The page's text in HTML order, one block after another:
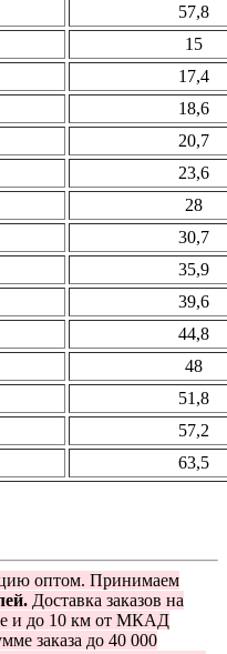
57,8
15
17,4
18,6
20,7
23,6
28
30,7
35,9
39,6
44,8
48
51,8
57,2
63,5
оптом. Принимаем
Доставка заказов на
и до 10 км от МКАД
заказа до 40 000